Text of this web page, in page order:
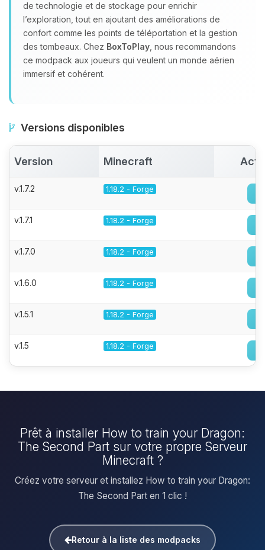
de technologie et de stockage pour enrichir
l’exploration, tout en ajoutant des améliorations de
confort comme les points de téléportation et la gestion
des tombeaux. Chez BoxToPlay , nous recommandons
ce modpack aux joueurs qui veulent un monde aérien
immersif et cohérent.
Versions disponibles
Version Minecraft
v.1.7.2 1.18.2 - Forge
v.1.7.1 1.18.2 - Forge
v.1.7.0 1.18.2 - Forge
v.1.6.0 1.18.2 - Forge
v.1.5.1 1.18.2 - Forge
v.1.5 1.18.2 - Forge
Prêt à installer How to train your Dragon:
The Second Part sur votre propre Serveur
Minecraft ?
Créez votre serveur et installez How to train your Dragon:
The Second Part en 1 clic !
Retour à la liste des modpacks